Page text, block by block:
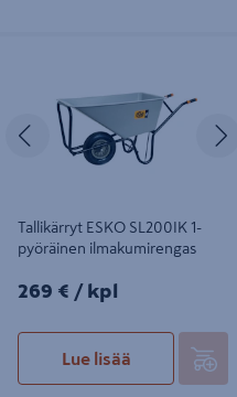
Edellinen
Tallikärryt ESKO SL200IK 1-
pyöräinen ilmakumirengas
269€/kpl
269 € / kpl
Lue lisää